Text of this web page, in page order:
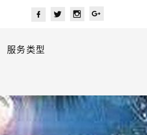
服务类型